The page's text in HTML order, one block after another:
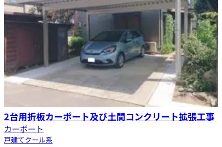
2台用折板カーポート及び土間コンクリート拡張工事
カーポート
戸建てクール系